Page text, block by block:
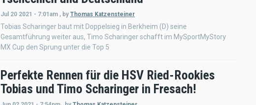
Jul 20 2021 - 7:01am , by Thomas Katzensteiner
Tobias Scharinger baut mit Doppelsieg in Berkheim (D) seine
Gesamtführung weiter aus, Timo Scharinger schafft im MySportMyStory
MX Cup den Sprung unter die Top 5
Perfekte Rennen für die HSV Ried-Rookies
Tobias und Timo Scharinger in Fresach!